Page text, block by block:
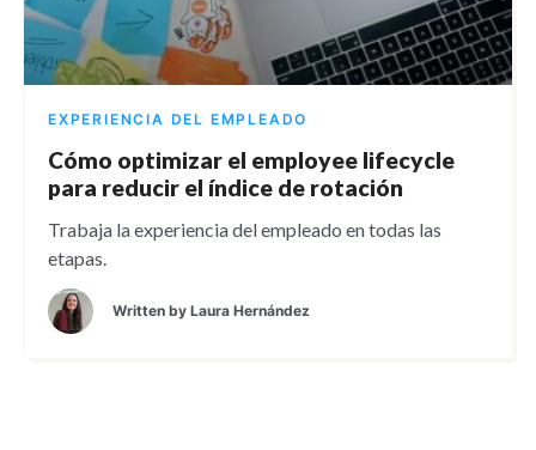
EXPERIENCIA DEL EMPLEADO
Cómo optimizar el employee lifecycle
para reducir el índice de rotación
Trabaja la experiencia del empleado en todas las
etapas.
Written by Laura Hernández